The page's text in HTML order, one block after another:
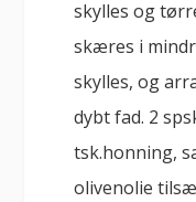
skylles og
skæres i
skylles, og
dybt fad. 2
tsk.honning,
olivenolie